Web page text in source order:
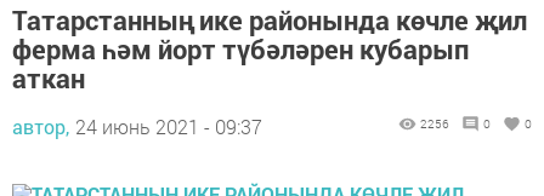
Татарстанның ике районында көчле җил
ферма һәм йорт түбәләрен кубарып
аткан
автор, 24 июнь 2021 - 09:37 2256 0 0